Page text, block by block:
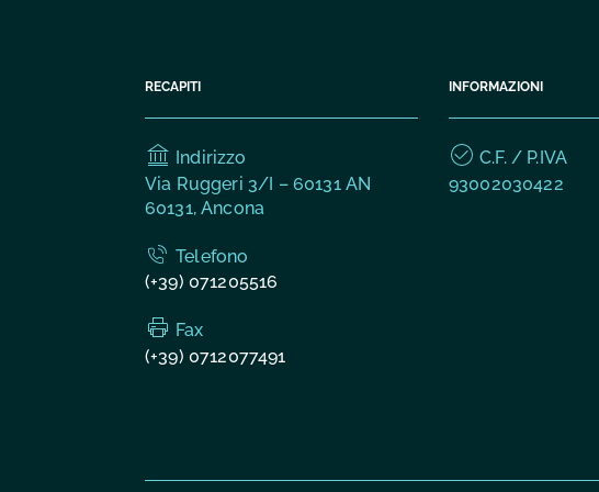
RECAPITI
Indirizzo
Via Ruggeri 3/I – 60131 AN
60131, Ancona
Telefono
(+39) 071205516
Fax
(+39) 0712077491
INFORMAZIONI
C.F. / P.IVA
93002030422